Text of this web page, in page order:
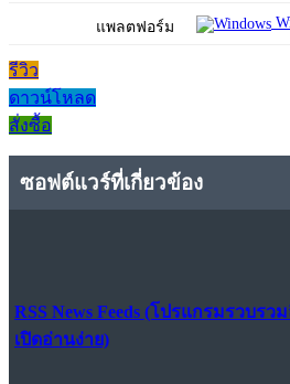
แพลตฟอร์ม
รีวิว
ดาวน์โหลด
สั่งซื้อ
ซอฟต์แวร์ที่เกี่ยวข้อง
RSS News Feeds (โปรแกรมรวบร
เปิดอ่านง่าย)